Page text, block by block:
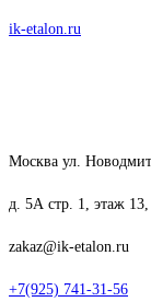
Перейти
ik-etalon.ru
Москва ул.
д. 5А стр. 1, этаж
zakaz@ik-etalon.ru
+7(925) 741-31-56